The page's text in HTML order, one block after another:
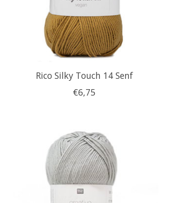
Rico Silky Touch 14 Senf
€6,75